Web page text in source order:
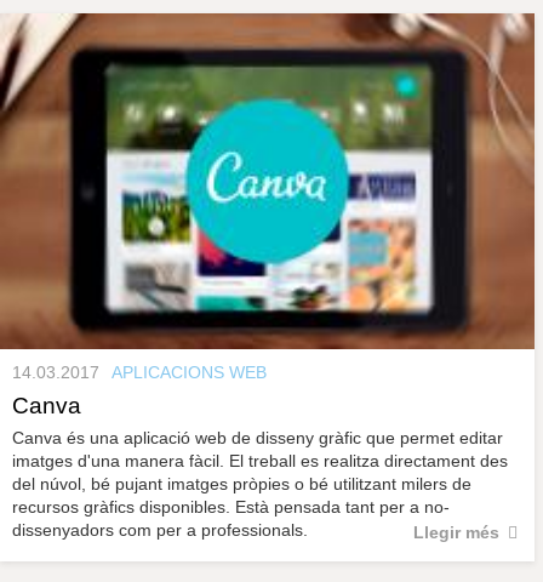
14.03.2017 APLICACIONS WEB
Canva
Canva és una aplicació web de disseny gràfic que permet editar
imatges d'una manera fàcil. El treball es realitza directament des
del núvol, bé pujant imatges pròpies o bé utilitzant milers de
recursos gràfics disponibles. Està pensada tant per a no-
dissenyadors com per a professionals.
Llegir més